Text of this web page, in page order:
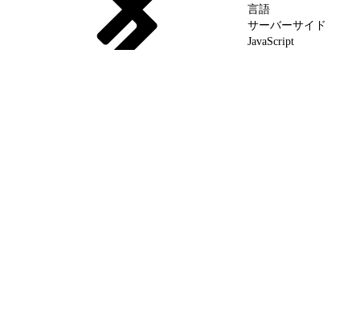
言語
サーバーサイド
JavaScript